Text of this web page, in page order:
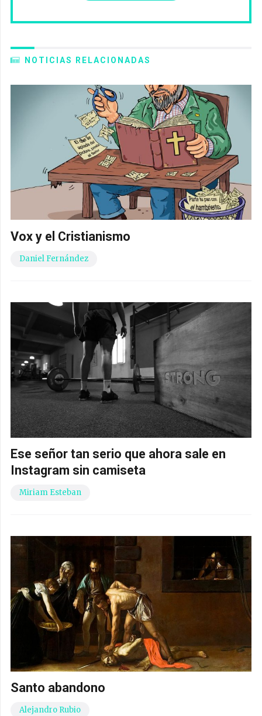
NOTICIAS RELACIONADAS
Vox y el Cristianismo
Daniel Fernández
Ese señor tan serio que ahora sale en
Instagram sin camiseta
Miriam Esteban
Santo abandono
Alejandro Rubio